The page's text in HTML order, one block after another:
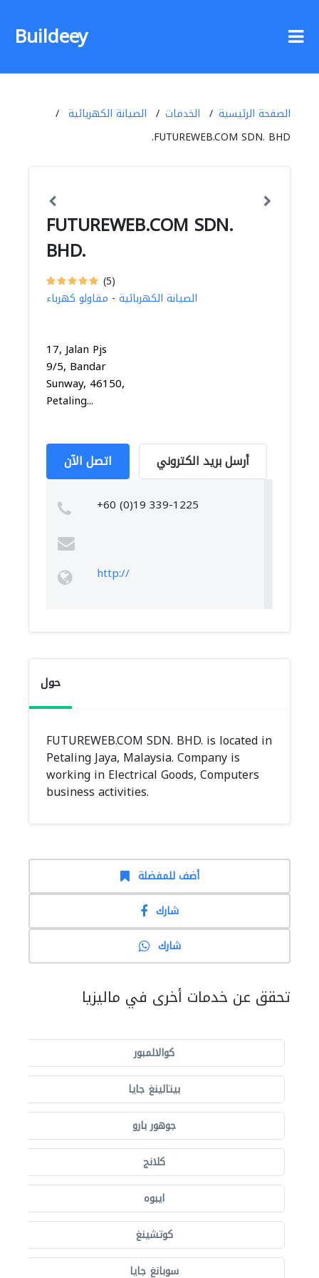
Buildeey
الصفحة الرئيسية الخدمات
الصيانة الكهربائية
FUTUREWEB.COM SDN. BHD.
FUTUREWEB.COM SDN.
BHD.
(5)
الصيانة الكهربائية - مقاولو كهرباء
17, Jalan Pjs
9/5, Bandar
Sunway, 46150,
Petaling...
اتصل الآن أرسل بريد الكتروني
+60 (0)19 339-1225
http://
حول
FUTUREWEB.COM SDN. BHD. is located in
Petaling Jaya, Malaysia. Company is
working in Electrical Goods, Computers
business activities.
أضف للمفضلة
شارك
شارك
تحقق عن خدمات أخرى في ماليزيا
كوالالمبور
بيتالينغ جايا
جوهور بارو
كلانج
ايبوه
كوتشينغ
سوبانغ جايا